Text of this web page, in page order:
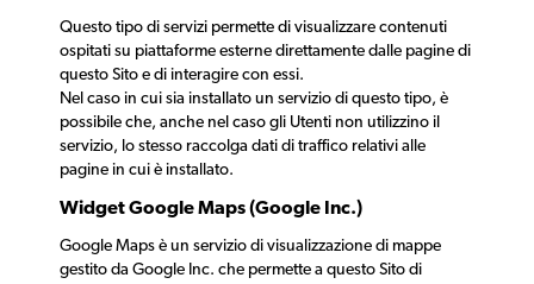
Questo tipo di servizi permette di visualizzare contenuti
ospitati su piattaforme esterne direttamente dalle pagine di
questo Sito e di interagire con essi.
Nel caso in cui sia installato un servizio di questo tipo, è
possibile che, anche nel caso gli Utenti non utilizzino il
servizio, lo stesso raccolga dati di traffico relativi alle
pagine in cui è installato.
Widget Google Maps (Google Inc.)
Google Maps è un servizio di visualizzazione di mappe
gestito da Google Inc. che permette a questo Sito di